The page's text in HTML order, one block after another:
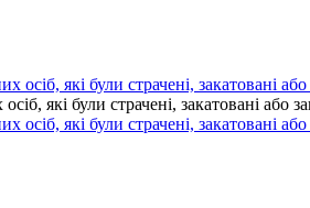
які були страчені, закатовані або